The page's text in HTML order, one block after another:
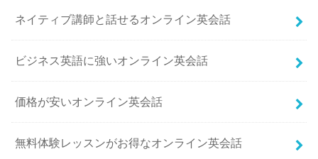
ネイティブ講師と話せるオンライン英会話
ビジネス英語に強いオンライン英会話
価格が安いオンライン英会話
無料体験レッスンがお得なオンライン英会話